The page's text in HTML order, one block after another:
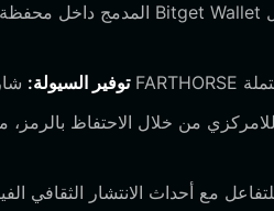
توفير السيولة:
من خلال الاحتفاظ بالرمز،
مع أحداث الانتشار